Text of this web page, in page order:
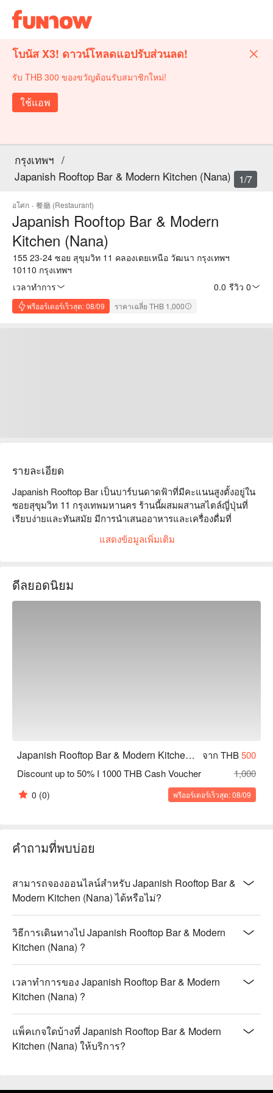
โบนัส X3! ดาวน์โหลดแอปรับส่วนลด!
รับ THB 300 ของขวัญต้อนรับสมาชิกใหม่!
ใช้แอพ
กรุงเทพฯ /
Japanish Rooftop Bar & Modern Kitchen (Nana)
อโศก · 餐廳 (Restaurant)
Japanish Rooftop Bar & Modern
Kitchen (Nana)
155 23-24 ซอย สุขุมวิท 11 คลองเตยเหนือ วัฒนา กรุงเทพฯ
10110 กรุงเทพฯ
เวลาทำการ
0.0 รีวิว 0
พรีออร์เดอร์เร็วสุด: 08/09 ราคาเฉลี่ย THB 1,000
1/7
รายละเอียด
Japanish Rooftop Bar เป็นบาร์บนดาดฟ้าที่มีคะแนนสูงตั้งอยู่ใน
ซอยสุขุมวิท 11 กรุงเทพมหานคร ร้านนี้ผสมผสานสไตล์ญี่ปุ่นที่
เรียบง่ายและทันสมัย มีการนำเสนออาหารและเครื่องดื่มที่
สร้างสรรค์ พร้อมวิวทิวทัศน์ที่สวยงามจากที่สูง เพื่อสร้าง
ประสบการณ์การรับประทานอาหารที่ไม่เหมือนใครให้กับลูกค้า
ร้านตั้งอยู่บนชั้นดาดฟ้าของโรงแรม มีระเบียงกลางแจ้งที่ทันสมัย
ให้ชมเส้นขอบฟ้าของกรุงเทพฯ บรรยากาศโดยรวมผ่อนคลาย
Rooftop Bar & Modern Kitchen ราคา, Japanish Rooftop Bar &
Modern Kitchen โปรโมชั่นดูทันที⬇︎
แสดงข้อมูลเพิ่มเติม
ดีลยอดนิยม
Japanish Rooftop Bar & Modern Kitchen (Nana) จาก THB500
Discount up to 50% I 1000 THB Cash Voucher
1,000
0 (0) พรีออร์เดอร์เร็วสุด: 08/09
คำถามที่พบบ่อย
สามารถจองออนไลน์สำหรับ Japanish Rooftop Bar &
Modern Kitchen (Nana) ได้หรือไม่?
วิธีการเดินทางไป Japanish Rooftop Bar & Modern
Kitchen (Nana) ?
เวลาทำการของ Japanish Rooftop Bar & Modern
Kitchen (Nana) ?
แพ็คเกจใดบ้างที่ Japanish Rooftop Bar & Modern
Kitchen (Nana) ให้บริการ?